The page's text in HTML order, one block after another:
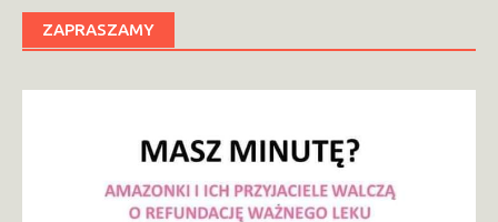
ZAPRASZAMY